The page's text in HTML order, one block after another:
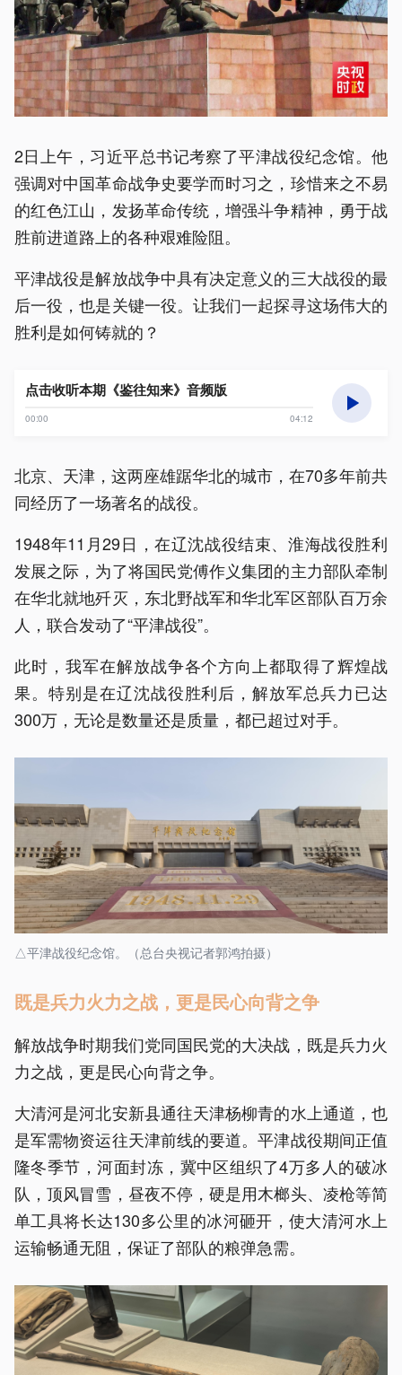
2日上午，习近平总书记考察了平津战役纪念馆。他
强调对中国革命战争史要学而时习之，珍惜来之不易
的红色江山，发扬革命传统，增强斗争精神，勇于战
胜前进道路上的各种艰难险阻。
平津战役是解放战争中具有决定意义的三大战役的最
后一役，也是关键一役。让我们一起探寻这场伟大的
胜利是如何铸就的？
点击收听本期《鉴往知来》音频版
00:00 04:12
北京、天津，这两座雄踞华北的城市，在70多年前共
同经历了一场著名的战役。
1948年11月29日，在辽沈战役结束、淮海战役胜利
发展之际，为了将国民党傅作义集团的主力部队牵制
在华北就地歼灭，东北野战军和华北军区部队百万余
人，联合发动了“平津战役”。
此时，我军在解放战争各个方向上都取得了辉煌战
果。特别是在辽沈战役胜利后，解放军总兵力已达
300万，无论是数量还是质量，都已超过对手。
△平津战役纪念馆。（总台央视记者郭鸿拍摄）
既是兵力火力之战，更是民心向背之争
解放战争时期我们党同国民党的大决战，既是兵力火
力之战，更是民心向背之争。
大清河是河北安新县通往天津杨柳青的水上通道，也
是军需物资运往天津前线的要道。平津战役期间正值
隆冬季节，河面封冻，冀中区组织了4万多人的破冰
队，顶风冒雪，昼夜不停，硬是用木榔头、凌枪等简
单工具将长达130多公里的冰河砸开，使大清河水上
运输畅通无阻，保证了部队的粮弹急需。